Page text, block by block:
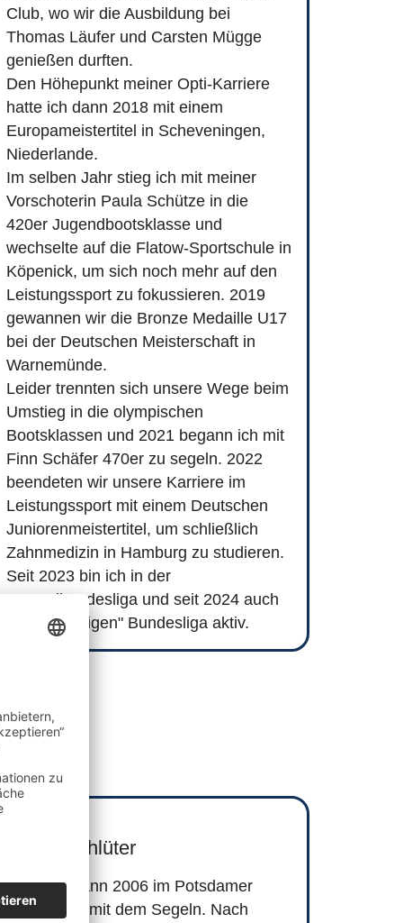
Club, wo wir die Ausbildung bei
Thomas Läufer und Carsten Mügge
genießen durften.
Den Höhepunkt meiner Opti-Karriere
hatte ich dann 2018 mit einem
Europameistertitel in Scheveningen,
Niederlande.
Im selben Jahr stieg ich mit meiner
Vorschoterin Paula Schütze in die
420er Jugendbootsklasse und
wechselte auf die Flatow-Sportschule in
Köpenick, um sich noch mehr auf den
Leistungssport zu fokussieren. 2019
gewannen wir die Bronze Medaille U17
bei der Deutschen Meisterschaft in
Warnemünde.
Leider trennten sich unsere Wege beim
Umstieg in die olympischen
Bootsklassen und 2021 begann ich mit
Finn Schäfer 470er zu segeln. 2022
beendeten wir unsere Karriere im
Leistungssport mit einem Deutschen
Juniorenmeistertitel, um schließlich
Zahnmedizin in Hamburg zu studieren.
Seit 2023 bin ich in der
Jugendbundesliga und seit 2024 auch
in der "richtigen" Bundesliga aktiv.
Lucas Schlüter
Lucas begann 2006 im Potsdamer
Yacht Club mit dem Segeln. Nach